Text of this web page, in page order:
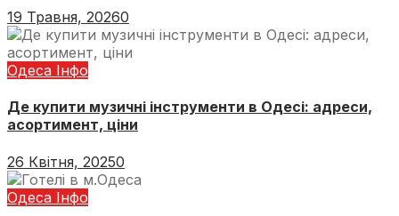
19 Травня, 20260
Одеса Інфо
Де купити музичні інструменти в Одесі: адреси,
асортимент, ціни
26 Квітня, 20250
Одеса Інфо